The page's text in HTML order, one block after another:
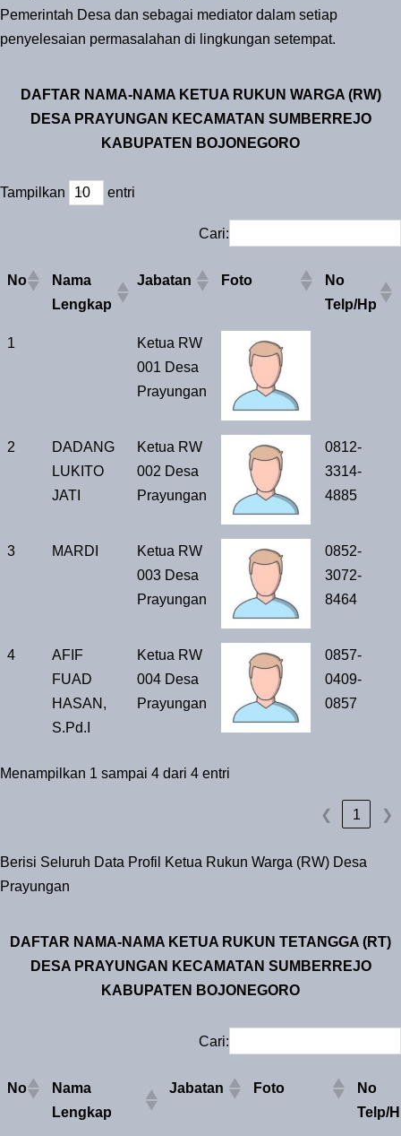
Pemerintah Desa dan sebagai mediator dalam setiap
penyelesaian permasalahan di lingkungan setempat.
DAFTAR NAMA-NAMA KETUA RUKUN WARGA (RW)
DESA PRAYUNGAN KECAMATAN SUMBERREJO
KABUPATEN BOJONEGORO
Tampilkan entri
Cari:
No
Nama
Lengkap
Jabatan Foto
No
Telp/Hp
No Jabatan Foto
1
Ketua RW
001 Desa
Prayungan
2
DADANG
LUKITO
JATI
Ketua RW
002 Desa
Prayungan
0812-
3314-
4885
3 MARDI
Ketua RW
003 Desa
Prayungan
0852-
3072-
8464
4
AFIF
FUAD
HASAN,
S.Pd.I
Ketua RW
004 Desa
Prayungan
0857-
0409-
0857
Menampilkan 1 sampai 4 dari 4 entri
❮ 1 ❯
Berisi Seluruh Data Profil Ketua Rukun Warga (RW) Desa
Prayungan
DAFTAR NAMA-NAMA KETUA RUKUN TETANGGA (RT)
DESA PRAYUNGAN KECAMATAN SUMBERREJO
KABUPATEN BOJONEGORO
Cari:
No
Nama
Lengkap
Jabatan Foto
No
Telp/